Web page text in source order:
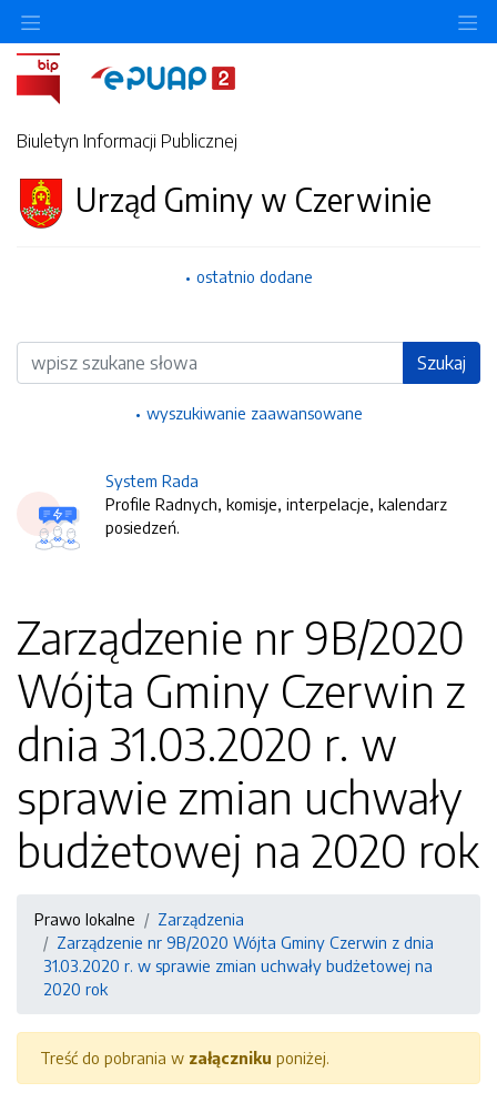
Biuletyn Informacji Publicznej
Urząd Gminy w Czerwinie
ostatnio dodane
Wyszukiwarka Szukaj
wyszukiwanie zaawansowane
System Rada
Profile Radnych, komisje, interpelacje, kalendarz
posiedzeń.
Zarządzenie nr 9B/2020
Wójta Gminy Czerwin z
dnia 31.03.2020 r. w
sprawie zmian uchwały
budżetowej na 2020 rok
Prawo lokalne
Zarządzenia
Zarządzenie nr 9B/2020 Wójta Gminy Czerwin z dnia
31.03.2020 r. w sprawie zmian uchwały budżetowej na
2020 rok
Treść do pobrania w załączniku poniżej.